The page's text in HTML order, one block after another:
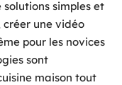
simples et
une vidéo
pour les novices
sont
maison tout